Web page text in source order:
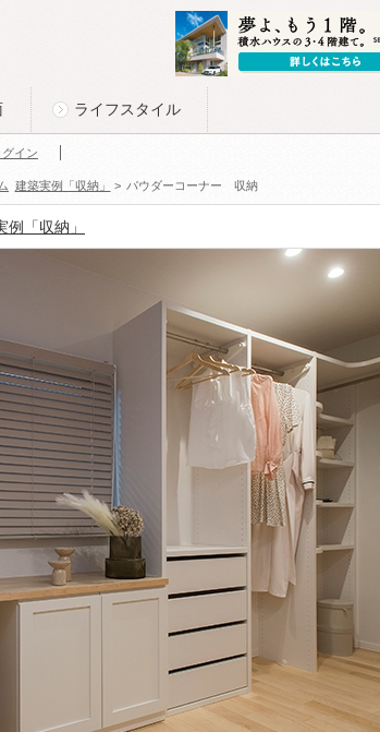
ライフスタイル
グイン
建築実例「収納」 > パウダーコーナー 収納
例「収納」